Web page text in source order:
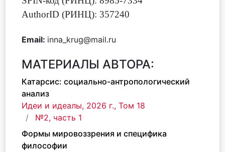
AuthorID (РИНЦ): 357240
Email: inna_krug@mail.ru
МАТЕРИАЛЫ АВТОРА:
Катарсис: социально-антропологический
анализ
Идеи и идеалы, 2026 г., Том 18
№2, часть 1
Формы мировоззрения и специфика
философии